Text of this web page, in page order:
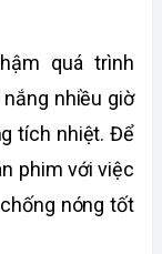
quá trình
nhiều giờ
tích nhiệt. Để
phim với việc
nóng tốt